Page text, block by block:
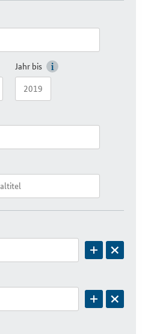
Jahr bis